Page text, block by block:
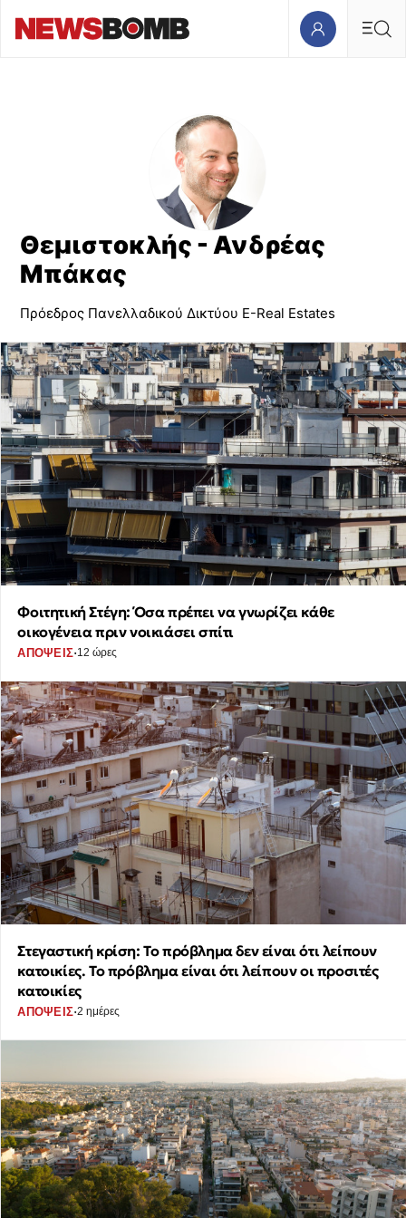
Θεμιστοκλής - Ανδρέας
Μπάκας
Πρόεδρος Πανελλαδικού Δικτύου E-Real Estates
Φοιτητική Στέγη: Όσα πρέπει να γνωρίζει κάθε
οικογένεια πριν νοικιάσει σπίτι
ΑΠΟΨΕΙΣ·12 ώρες
Στεγαστική κρίση: Το πρόβλημα δεν είναι ότι λείπουν
κατοικίες. Το πρόβλημα είναι ότι λείπουν οι προσιτές
κατοικίες
ΑΠΟΨΕΙΣ·2 ημέρες